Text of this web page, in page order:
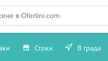
Стоки В града